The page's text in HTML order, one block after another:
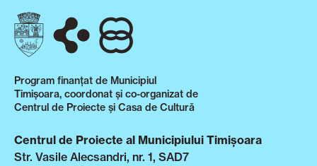
Program finanțat de Municipiul
Timișoara, coordonat și co-organizat de
Centrul de Proiecte și Casa de Cultură
Centrul de Proiecte al Municipiului Timișoara
Str. Vasile Alecsandri, nr. 1, SAD7